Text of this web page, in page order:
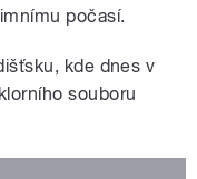
počasí.
kde dnes v
souboru